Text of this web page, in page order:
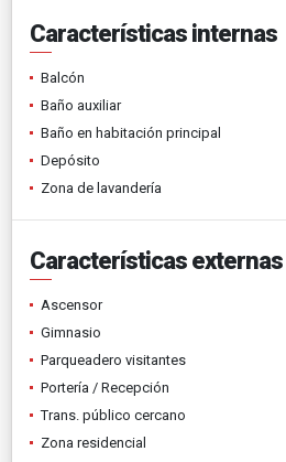
Características internas
Balcón
Baño auxiliar
Baño en habitación principal
Depósito
Zona de lavandería
Características externas
Ascensor
Gimnasio
Parqueadero visitantes
Portería / Recepción
Trans. público cercano
Zona residencial